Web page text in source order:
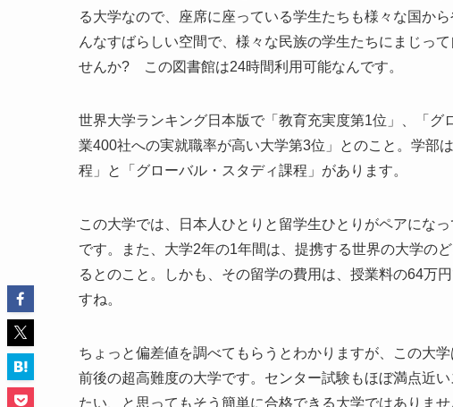
る大学なので、座席に座っている学生たちも様々な国か
んなすばらしい空間で、様々な民族の学生たちにまじっ
せんか? この図書館は24時間利用可能なんです。
世界大学ランキング日本版で「教育充実度第1位」、「
業400社への実就職率が高い大学第3位」とのこと。学部
程」と「グローバル・スタディ課程」があります。
この大学では、日本人ひとりと留学生ひとりがペアにな
です。また、大学2年の1年間は、提携する世界の大学の
るとのこと。しかも、その留学の費用は、授業料の64万
すね。
ちょっと偏差値を調べてもらうとわかりますが、この大
前後の超高難度の大学です。センター試験もほぼ満点近
たい、と思ってもそう簡単に合格できる大学ではありませ